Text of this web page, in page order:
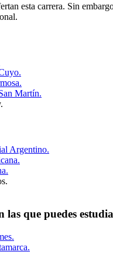
esta carrera. Sin
Martín.
Argentino.
las que puedes